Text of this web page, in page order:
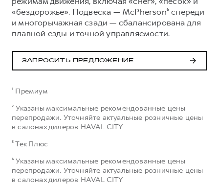
«бездорожье». Подвеска — McPherson⁶ спереди
и многорычажная сзади — сбалансирована для
плавной езды и точной управляемости.
ЗАПРОСИТЬ ПРЕДЛОЖЕНИЕ
¹ Премиум
² Указаны максимальные рекомендованные цены
перепродажи. Уточняйте актуальные розничные цены
в салонах дилеров HAVAL CITY
³ Тек Плюс
⁴ Указаны максимальные рекомендованные цены
перепродажи. Уточняйте актуальные розничные цены
в салонах дилеров HAVAL CITY